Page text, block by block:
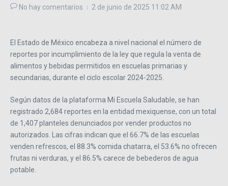
No hay comentarios 2 de junio de 2025 11:02 AM
El Estado de México encabeza a nivel nacional el número de
reportes por incumplimiento de la ley que regula la venta de
alimentos y bebidas permitidos en escuelas primarias y
secundarias, durante el ciclo escolar 2024-2025.
Según datos de la plataforma Mi Escuela Saludable, se han
registrado 2,684 reportes en la entidad mexiquense, con un total
de 1,407 planteles denunciados por vender productos no
autorizados. Las cifras indican que el 66.7% de las escuelas
venden refrescos, el 88.3% comida chatarra, el 53.6% no ofrecen
frutas ni verduras, y el 86.5% carece de bebederos de agua
potable.